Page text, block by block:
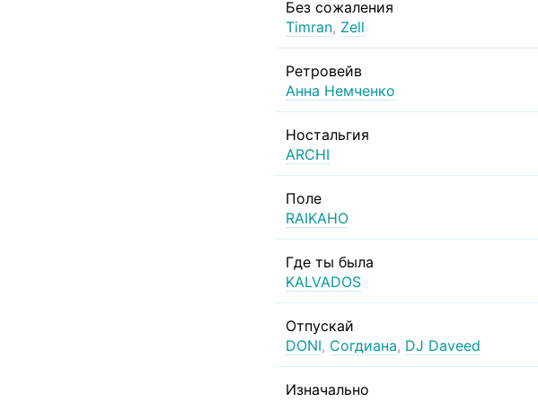
Без сожаления
Timran, Zell
Ретровейв
Анна Немченко
Ностальгия
ARCHI
Поле
RAIKAHO
Где ты была
KALVADOS
Отпускай
DONI, Согдиана, DJ Daveed
Изначально